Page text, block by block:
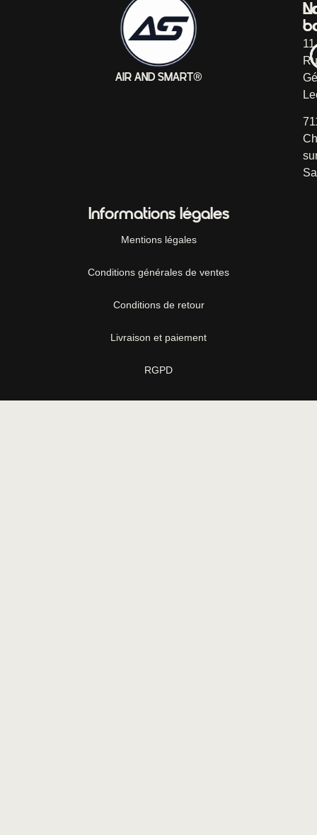
AIR AND SMART®
11
Informations légales
Mentions légales
Conditions générales de ventes
Conditions de retour
Livraison et paiement
RGPD